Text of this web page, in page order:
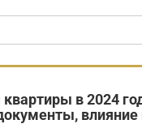
в 2024
влияние